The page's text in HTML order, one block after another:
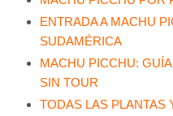
ENTRADA A MACHU
SUDAMÉRICA
MACHU PICCHU:
SIN TOUR
TODAS LAS PLANTAS